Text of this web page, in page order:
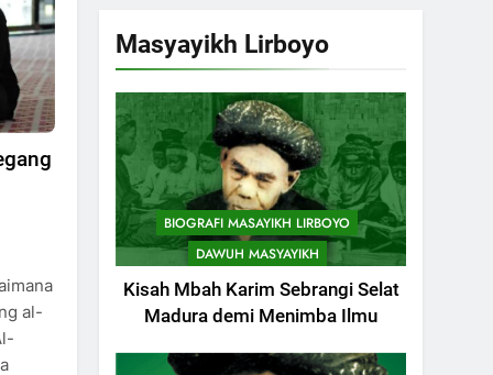
al-
Masyayikh Lirboyo
BIOGRAFI MASAYIKH LIRBOYO
DAWUH MASYAYIKH
Kisah Mbah Karim Sebrangi Selat
Madura demi Menimba Ilmu